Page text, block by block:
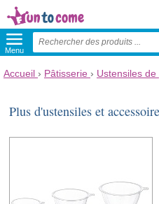
Menu
Accueil › Pâtisserie › Ustensiles de
Plus d'ustensiles et